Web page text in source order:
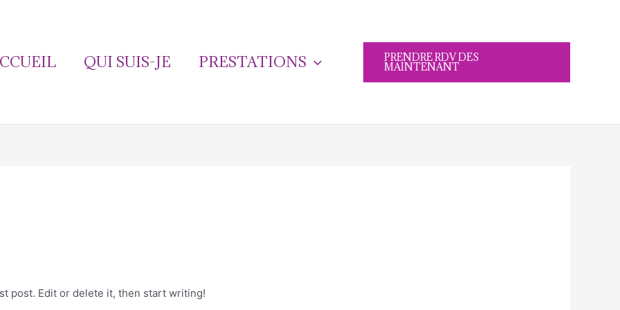
QUI SUIS-JE PRESTATIONS PRENDRE RDV DES
MAINTENANT
post. Edit or delete it, then start writing!